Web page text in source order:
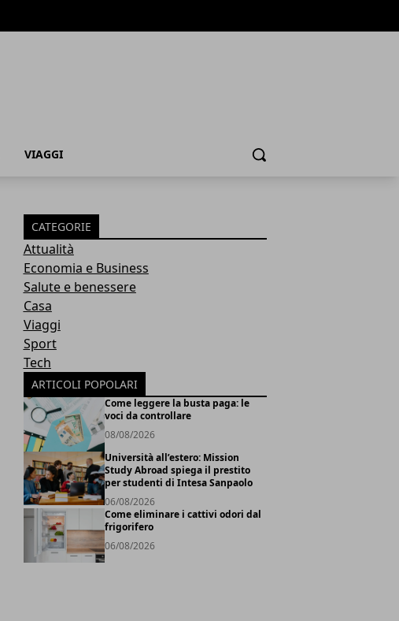
VIAGGI Cerca
CATEGORIE
Attualità
Economia e Business
Salute e benessere
Casa
Viaggi
Sport
Tech
ARTICOLI POPOLARI
Come leggere la busta paga: le
voci da controllare
08/08/2026
Università all’estero: Mission
Study Abroad spiega il prestito
per studenti di Intesa Sanpaolo
06/08/2026
Come eliminare i cattivi odori dal
frigorifero
06/08/2026